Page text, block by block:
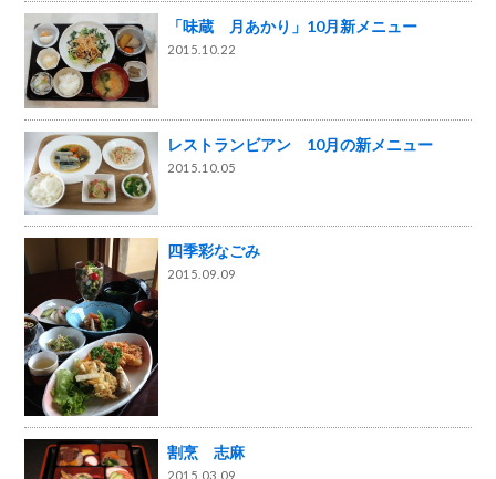
「味蔵 月あかり」10月新メニュー
2015.10.22
レストランビアン 10月の新メニュー
2015.10.05
四季彩なごみ
2015.09.09
割烹 志麻
2015.03.09